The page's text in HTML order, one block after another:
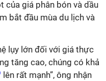
của giá phân bón và dầu
bắt đầu mùa du lịch và
lụy lớn đối với giá thực
tăng cao, chúng có khả
lên rất mạnh”, ông nhận